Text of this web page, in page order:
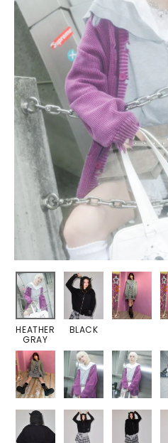
HEATHER
GRAY
BLACK